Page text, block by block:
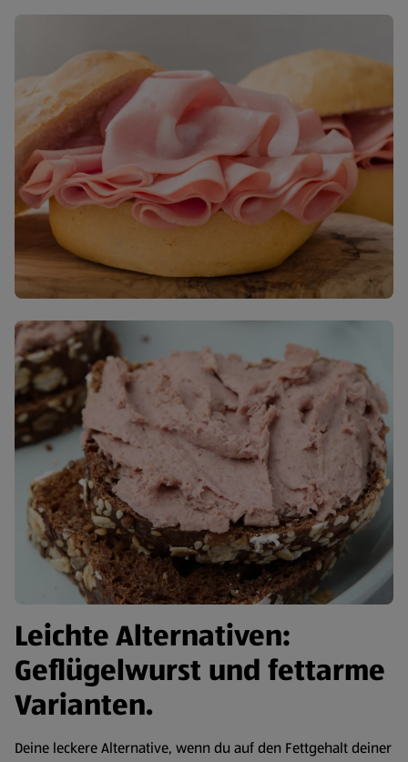
Leichte Alternativen:
Geflügelwurst und fettarme
Varianten.
Deine leckere Alternative, wenn du auf den Fettgehalt deiner